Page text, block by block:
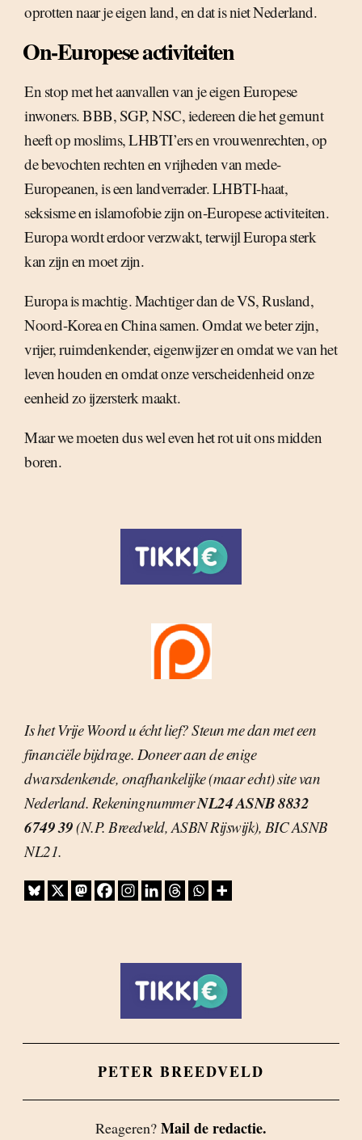
oprotten naar je eigen land, en dat is niet Nederland.
On-Europese activiteiten
En stop met het aanvallen van je eigen Europese
inwoners. BBB, SGP, NSC, iedereen die het gemunt
heeft op moslims, LHBTI’ers en vrouwenrechten, op
de bevochten rechten en vrijheden van mede-
Europeanen, is een landverrader. LHBTI-haat,
seksisme en islamofobie zijn on-Europese activiteiten.
Europa wordt erdoor verzwakt, terwijl Europa sterk
kan zijn en moet zijn.
Europa is machtig. Machtiger dan de VS, Rusland,
Noord-Korea en China samen. Omdat we beter zijn,
vrijer, ruimdenkender, eigenwijzer en omdat we van het
leven houden en omdat onze verscheidenheid onze
eenheid zo ijzersterk maakt.
Maar we moeten dus wel even het rot uit ons midden
boren.
Is het Vrije Woord u écht lief? Steun me dan met een
financiële bijdrage. Doneer aan de enige
dwarsdenkende, onafhankelijke (maar echt) site van
Nederland. RekeningnummerNL24 ASNB 8832
6749 39(N.P. Breedveld, ASBN Rijswijk), BIC ASNB
NL21.
PETER BREEDVELD
Reageren? Mail de redactie.